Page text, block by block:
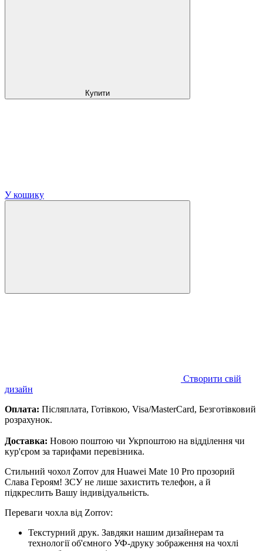
Купити
У кошику
Створити свій
дизайн
Оплата: Післяплата, Готівкою, Visa/MasterCard, Безготівковий
розрахунок.
Доставка: Новою поштою чи Укрпоштою на відділення чи
кур'єром за тарифами перевізника.
Стильний чохол Zorrov для Huawei Mate 10 Pro прозорий
Слава Героям! ЗСУ не лише захистить телефон, а й
підкреслить Вашу індивідуальність.
Переваги чохла від Zorrov:
Текстурний друк. Завдяки нашим дизайнерам та
технології об'ємного УФ-друку зображення на чохлі